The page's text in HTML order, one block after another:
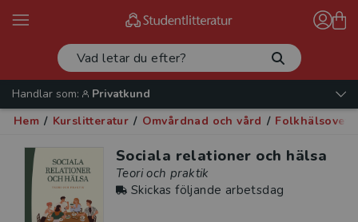
Handlar som:
Privatkund
Hem / Kurslitteratur / Omvårdnad och vård /
Sociala relationer och hälsa
Teori och praktik
Skickas följande arbetsdag